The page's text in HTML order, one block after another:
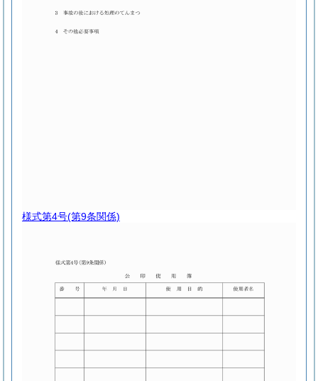
様式第4号(第9条関係)